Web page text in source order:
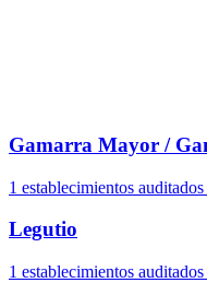
Gamarra Mayor /
1 establecimientos auditados
Legutio
1 establecimientos auditados